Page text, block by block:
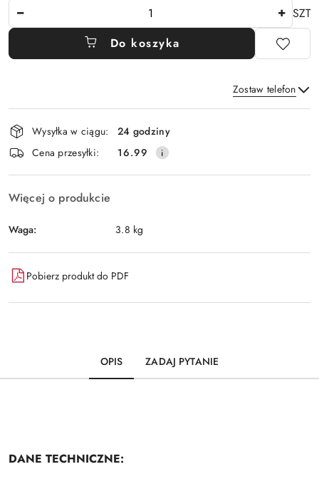
SZT
Do koszyka
Zostaw telefon
Wyślij
Dostępność
i
dostawa
Wysyłka w ciągu:
24 godziny
Cena przesyłki:
16.99
Więcej o produkcie
Waga: 3.8 kg
Pobierz produkt do PDF
OPIS ZADAJ PYTANIE
DANE TECHNICZNE: